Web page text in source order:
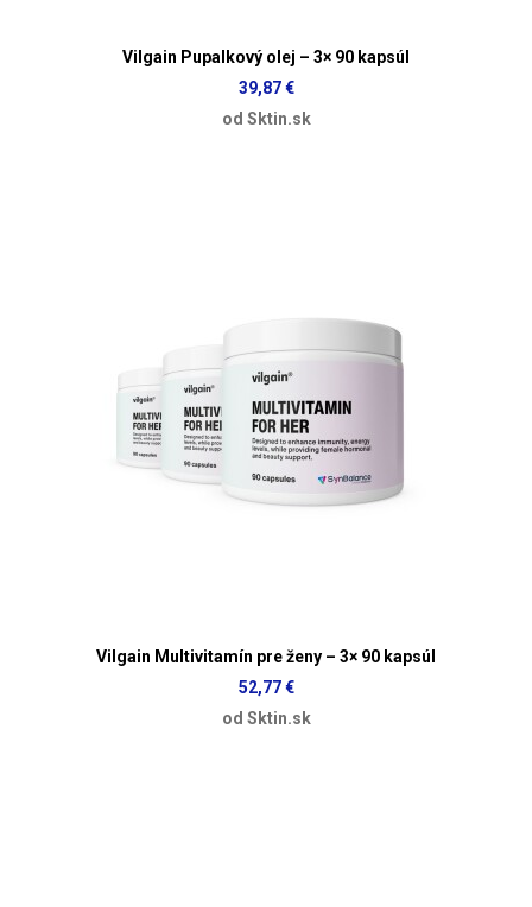
Vilgain Pupalkový olej – 3× 90 kapsúl
39,87 €
od Sktin.sk
Vilgain Multivitamín pre ženy – 3× 90 kapsúl
52,77 €
od Sktin.sk